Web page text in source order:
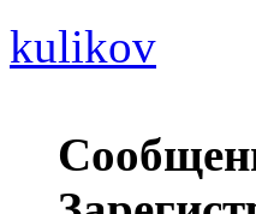
kulikov